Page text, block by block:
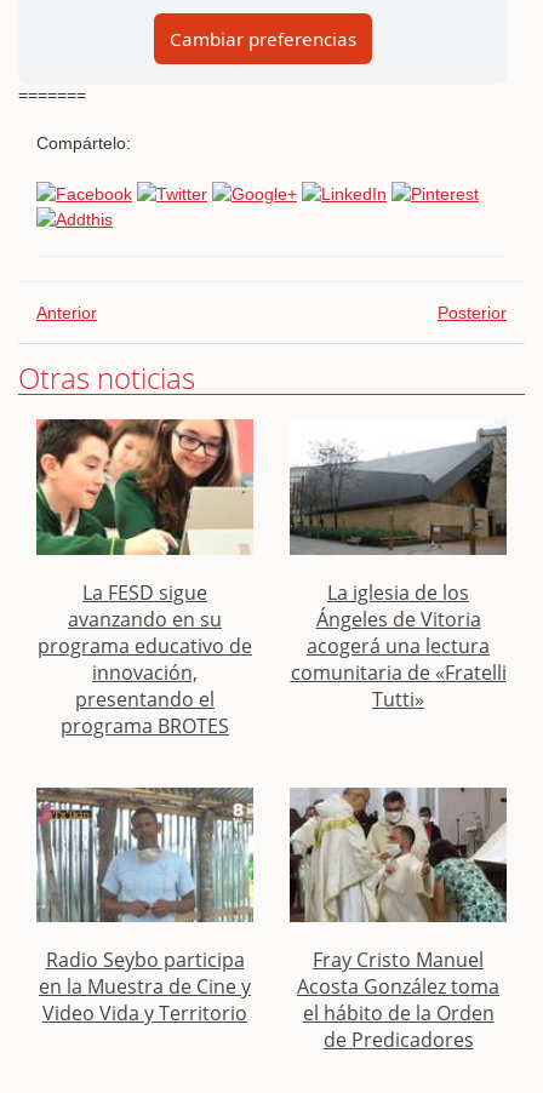
Cambiar preferencias
=======
Compártelo:
Anterior Posterior
Otras noticias
La FESD sigue
avanzando en su
programa educativo de
innovación,
presentando el
programa BROTES
La iglesia de los
Ángeles de Vitoria
acogerá una lectura
comunitaria de «Fratelli
Tutti»
Radio Seybo participa
en la Muestra de Cine y
Video Vida y Territorio
Fray Cristo Manuel
Acosta González toma
el hábito de la Orden
de Predicadores